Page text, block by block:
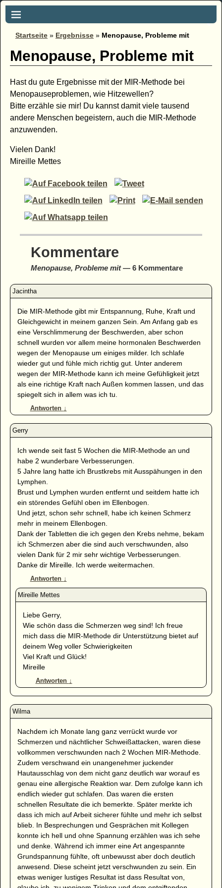
Startseite » Ergebnisse » Menopause, Probleme mit
Menopause, Probleme mit
Hast du gute Ergebnisse mit der MIR-Methode bei
Menopauseproblemen, wie Hitzewellen?
Bitte erzähle sie mir! Du kannst damit viele tausend
andere Menschen begeistern, auch die MIR-Methode
anzuwenden.
Vielen Dank!
Mireille Mettes
Kommentare
Menopause, Probleme mit— 6 Kommentare
Die MIR-Methode gibt mir Entspannung, Ruhe, Kraft und
Gleichgewicht in meinem ganzen Sein. Am Anfang gab es
eine Verschlimmerung der Beschwerden, aber schon
schnell wurden vor allem meine hormonalen Beschwerden
wegen der Menopause um einiges milder. Ich schlafe
wieder gut und fühle mich richtig gut. Unter anderem
wegen der MIR-Methode kann ich meine Gefühligkeit jetzt
als eine richtige Kraft nach Außen kommen lassen, und das
spiegelt sich in allem was ich tu.
Antworten ↓
Ich wende seit fast 5 Wochen die MIR-Methode an und
habe 2 wunderbare Verbesserungen.
5 Jahre lang hatte ich Brustkrebs mit Ausspähungen in den
Lymphen.
Brust und Lymphen wurden entfernt und seitdem hatte ich
ein störendes Gefühl oben im Ellenbogen.
Und jetzt, schon sehr schnell, habe ich keinen Schmerz
mehr in meinem Ellenbogen.
Dank der Tabletten die ich gegen den Krebs nehme, bekam
ich Schmerzen aber die sind auch verschwunden, also
vielen Dank für 2 mir sehr wichtige Verbesserungen.
Danke dir Mireille. Ich werde weitermachen.
Antworten ↓
Liebe Gerry,
Wie schön dass die Schmerzen weg sind! Ich freue
mich dass die MIR-Methode dir Unterstützung bietet auf
deinem Weg voller Schwierigkeiten
Viel Kraft und Glück!
Mireille
Antworten ↓
Nachdem ich Monate lang ganz verrückt wurde vor
Schmerzen und nächtlicher Schweißattacken, waren diese
vollkommen verschwunden nach 2 Wochen MIR-Methode.
Zudem verschwand ein unangenehmer juckender
Hautausschlag von dem nicht ganz deutlich war worauf es
genau eine allergische Reaktion war. Dem zufolge kann ich
endlich wieder gut schlafen. Das waren die ersten
schnellen Resultate die ich bemerkte. Später merkte ich
dass ich mich auf Arbeit sicherer fühlte und mehr ich selbst
blieb. In Besprechungen und Gesprächen mit Kollegen
konnte ich hell und ohne Spannung erzählen was ich sehe
und denke. Während ich immer eine Art angespannte
Grundspannung fühlte, oft unbewusst aber doch deutlich
anwesend. Diese scheint jetzt verschwunden zu sein. Ein
etwas weniger lustiges Resultat ist dass Resultat von,